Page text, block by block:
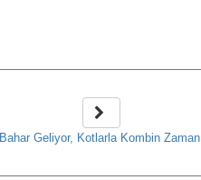
Bahar Geliyor, Kotlarla Kombin